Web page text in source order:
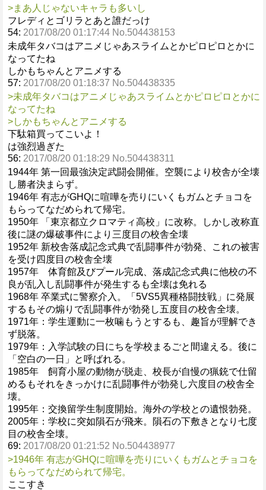
>まあ人じゃないキャラも多いし
フレディとゴリラとあと誰だっけ
54: 2017/08/20 01:17:44 No.504438153
未成年タバコはアニメじゃあスライムとかピロピロとかに
なってたね
しかもちゃんとアニメする
57: 2017/08/20 01:18:37 No.504438335
>未成年タバコはアニメじゃあスライムとかピロピロとかに
なってたね
>しかもちゃんとアニメする
下駄箱買ってこいよ！
は強烈過ぎた
56: 2017/08/20 01:18:29 No.504438311
1944年 第一回最強決定武闘会開催。空襲により校舎が全壊
し勝者決まらず。
1946年 有志がGHQに喧嘩を売りにいくもガムとチョコを
もらってなだめられて帰宅。
1950年 「東京都立クロマティ高校」に改称。しかし改称直
後に謎の爆破事件により三度目の校舎全壊
1952年 新校舎落成記念式典で乱闘事件が勃発、これの被害
を受け四度目の校舎全壊
1957年 体育館及びプール完成、落成記念式典に他校の不
良が乱入し乱闘事件が発生するも全壊は免れる
1968年 卒業式に警察介入。「5VS5異種格闘技戦」に発展
するもその煽りで乱闘事件が勃発し五度目の校舎全壊。
1971年：学生運動に一枚噛もうとするも、趣旨が理解でき
ず脱落。
1979年：入学試験の日にちを学校まるごと間違える。後に
「空白の一日」と呼ばれる。
1985年 飼育小屋の動物が脱走、校長が自慢の猟銃で仕留
めるもそれをきっかけに乱闘事件が勃発し六度目の校舎全
壊。
1995年：交換留学生制度開始。海外の学校との遺恨勃発。
2005年：学校に突如隕石が飛来。隕石の下敷きとなり七度
目の校舎全壊。
69: 2017/08/20 01:21:52 No.504438977
>1946年 有志がGHQに喧嘩を売りにいくもガムとチョコを
もらってなだめられて帰宅。
ここすき